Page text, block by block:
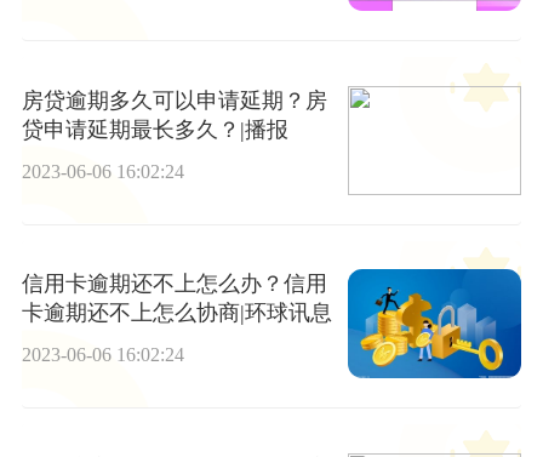
房贷逾期多久可以申请延期？房
贷申请延期最长多久？|播报
2023-06-06 16:02:24
信用卡逾期还不上怎么办？信用
卡逾期还不上怎么协商|环球讯息
2023-06-06 16:02:24